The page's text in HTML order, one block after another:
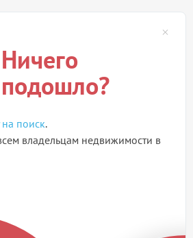
Ничего
на поиск.
владельцам недвижимости в